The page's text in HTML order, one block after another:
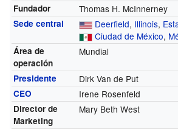
Fundador Thomas H. McInnerney
Sede central Deerfield, Illinois,
Ciudad de México,
Área de
operación
Mundial
Presidente Dirk Van de Put
CEO Irene Rosenfeld
Director de
Marketing
Mary Beth West